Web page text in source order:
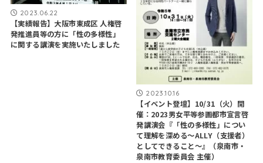
2023.06.22
【実績報告】大阪市東成区 人権啓
発推進員等の方に「性の多様性」
に関する講演を実施いたしました
2023.10.16
【イベント登壇】10/31（火）開
催：2023男女平等参画都市宣言啓
発講演会『「性の多様性」につい
て理解を深める～ALLY（支援者）
としてできること～』（泉南市・
泉南市教育委員会 主催）